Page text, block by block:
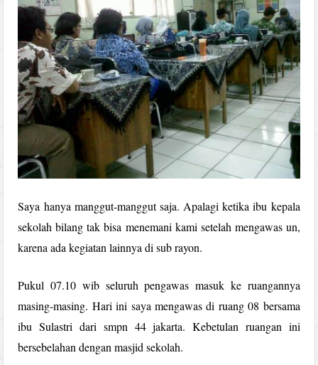
Saya hanya manggut-manggut saja. Apalagi ketika ibu kepala
sekolah bilang tak bisa menemani kami setelah mengawas un,
karena ada kegiatan lainnya di sub rayon.
Pukul 07.10 wib seluruh pengawas masuk ke ruangannya
masing-masing. Hari ini saya mengawas di ruang 08 bersama
ibu Sulastri dari smpn 44 jakarta. Kebetulan ruangan ini
bersebelahan dengan masjid sekolah.